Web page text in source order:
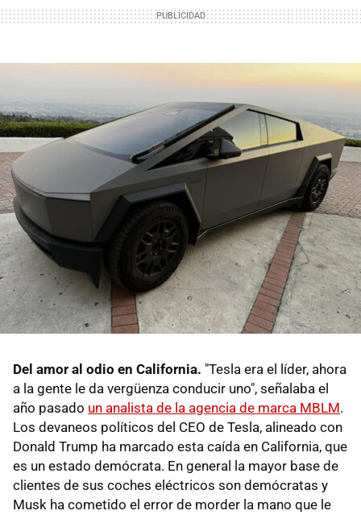
Del amor al odio en California. "Tesla era el líder, ahora
a la gente le da vergüenza conducir uno", señalaba el
año pasado un analista de la agencia de marca MBLM.
Los devaneos políticos del CEO de Tesla, alineado con
Donald Trump ha marcado esta caída en California, que
es un estado demócrata. En general la mayor base de
clientes de sus coches eléctricos son demócratas y
Musk ha cometido el error de morder la mano que le